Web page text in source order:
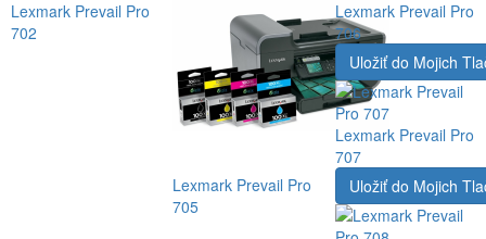
Lexmark Prevail Pro
702
Lexmark Prevail Pro
705
Lexmark Prevail Pro
706
Uložiť do Mojich
Lexmark Prevail Pro
707
Uložiť do Mojich